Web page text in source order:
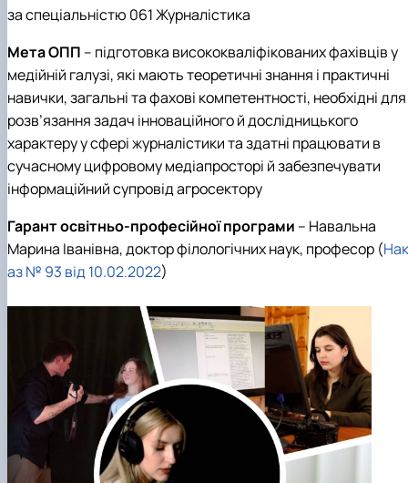
за спеціальністю 061 Журналістика
Мета ОПП – підготовка висококваліфікованих фахівців у
медійній галузі, які мають теоретичні знання і практичні
навички, загальні та фахові компетентності, необхідні для
розв’язання задач інноваційного й дослідницького
характеру у сфері журналістики та здатні працювати в
сучасному цифровому медіапросторі й забезпечувати
інформаційний супровід агросектору
Гарант освітньо-професійної програми – Навальна
Марина Іванівна, доктор філологічних наук, професор (Нак
аз № 93 від 10.02.2022)